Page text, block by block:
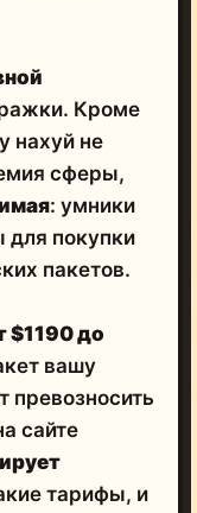
Кроме
нахуй не
сферы,
: умники
покупки
пакетов.
$1190 до
вашу
превозносить
сайте
тарифы, и